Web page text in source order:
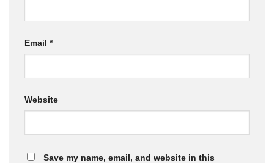
Email *
Website
Save my name, email, and website in this